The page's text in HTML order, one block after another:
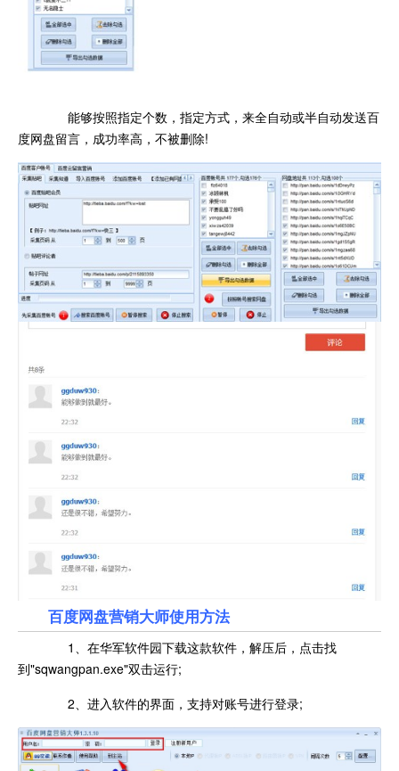
能够按照指定个数，指定方式，来全自动或半自动发送百
度网盘留言，成功率高，不被删除!
百度网盘营销大师使用方法
1、在华军软件园下载这款软件，解压后，点击找
到"sqwangpan.exe"双击运行;
2、进入软件的界面，支持对账号进行登录;